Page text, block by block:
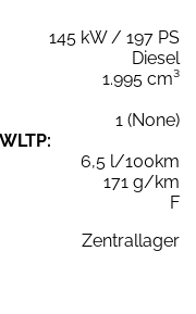
145 kW / 197 PS
Diesel
1.995 cm³
1 (None)
6,5 l/100km
171 g/km
F
Zentrallager